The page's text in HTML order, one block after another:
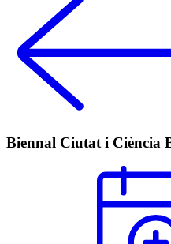
Biennal Ciutat i Ciència